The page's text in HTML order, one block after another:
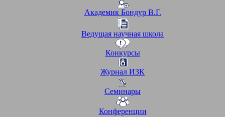
Академик Бондур В.Г.
Ведущая научная школа
Конкурсы
Журнал ИЗК
Семинары
Конференции